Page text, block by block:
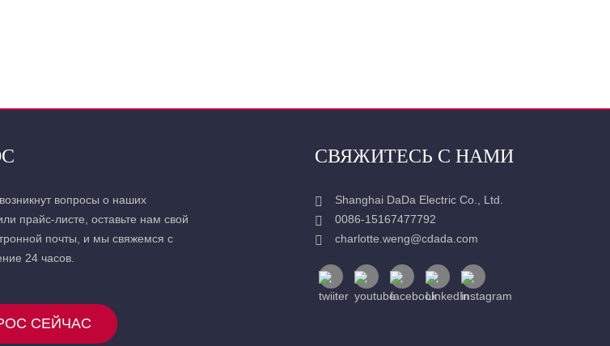
вопросы о наших
прайс-листе, оставьте нам свой
почты, и мы свяжемся с
24 часов.
СЕЙЧАС
СВЯЖИТЕСЬ С НАМИ
Shanghai DaDa Electric Co., Ltd.
0086-15167477792
charlotte.weng@cdada.com